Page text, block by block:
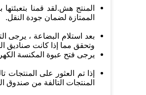
المنتج هش.لقد قمنا
الممتازة لضمان جودة النقل.
بعد استلام البضاعة ، يرجى
وتحقق مما إذا كانت صناديق
يرجى فتح عبوة المكنسة
إذا تم العثور على المنتجات
المنتجات التالفة من صندوق